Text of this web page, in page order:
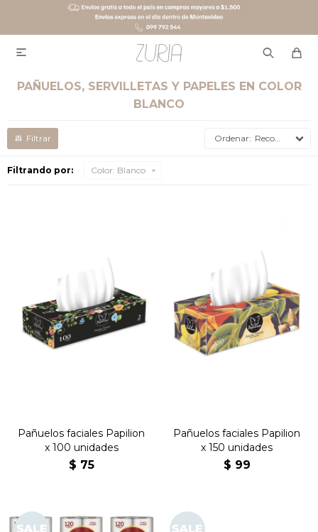

PAÑUELOS, SERVILLETAS Y PAPELES EN COLOR
BLANCO
Recomendados
Filtrando por: Color: Blanco
Pañuelos faciales Papilion
x 100 unidades
$ 75
Pañuelos faciales Papilion
x 150 unidades
$ 99